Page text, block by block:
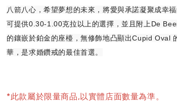
八箭八心，希望夢想的未來，將愛與承諾凝聚成幸
可提供0.30-1.00克拉以上的選擇，並且附上De
的鑲嵌於鉑金的座檯，無修飾地凸顯出Cupid Oval
華，是求婚鑽戒的最佳首選。
*此款屬於限量商品,以實體店面數量為準。